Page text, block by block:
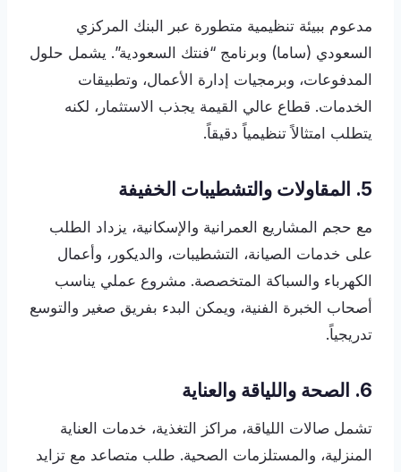
مدعوم ببيئة تنظيمية متطورة عبر البنك المركزي
السعودي (ساما) وبرنامج “فنتك السعودية”. يشمل حلول
المدفوعات، وبرمجيات إدارة الأعمال، وتطبيقات
الخدمات. قطاع عالي القيمة يجذب الاستثمار، لكنه
يتطلب امتثالاً تنظيمياً دقيقاً.
5. المقاولات والتشطيبات الخفيفة
مع حجم المشاريع العمرانية والإسكانية، يزداد الطلب
على خدمات الصيانة، التشطيبات، والديكور، وأعمال
الكهرباء والسباكة المتخصصة. مشروع عملي يناسب
أصحاب الخبرة الفنية، ويمكن البدء بفريق صغير والتوسع
تدريجياً.
6. الصحة واللياقة والعناية
تشمل صالات اللياقة، مراكز التغذية، خدمات العناية
المنزلية، والمستلزمات الصحية. طلب متصاعد مع تزايد